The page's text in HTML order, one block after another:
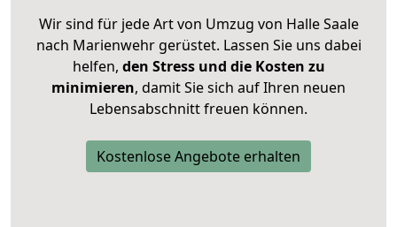
Wir sind für jede Art von Umzug von Halle Saale
nach Marienwehr gerüstet. Lassen Sie uns dabei
helfen, den Stress und die Kosten zu
minimieren, damit Sie sich auf Ihren neuen
Lebensabschnitt freuen können.
Kostenlose Angebote erhalten